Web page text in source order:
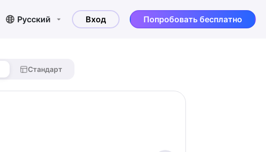
Русский Вход Попробовать бесплатно
Стандарт